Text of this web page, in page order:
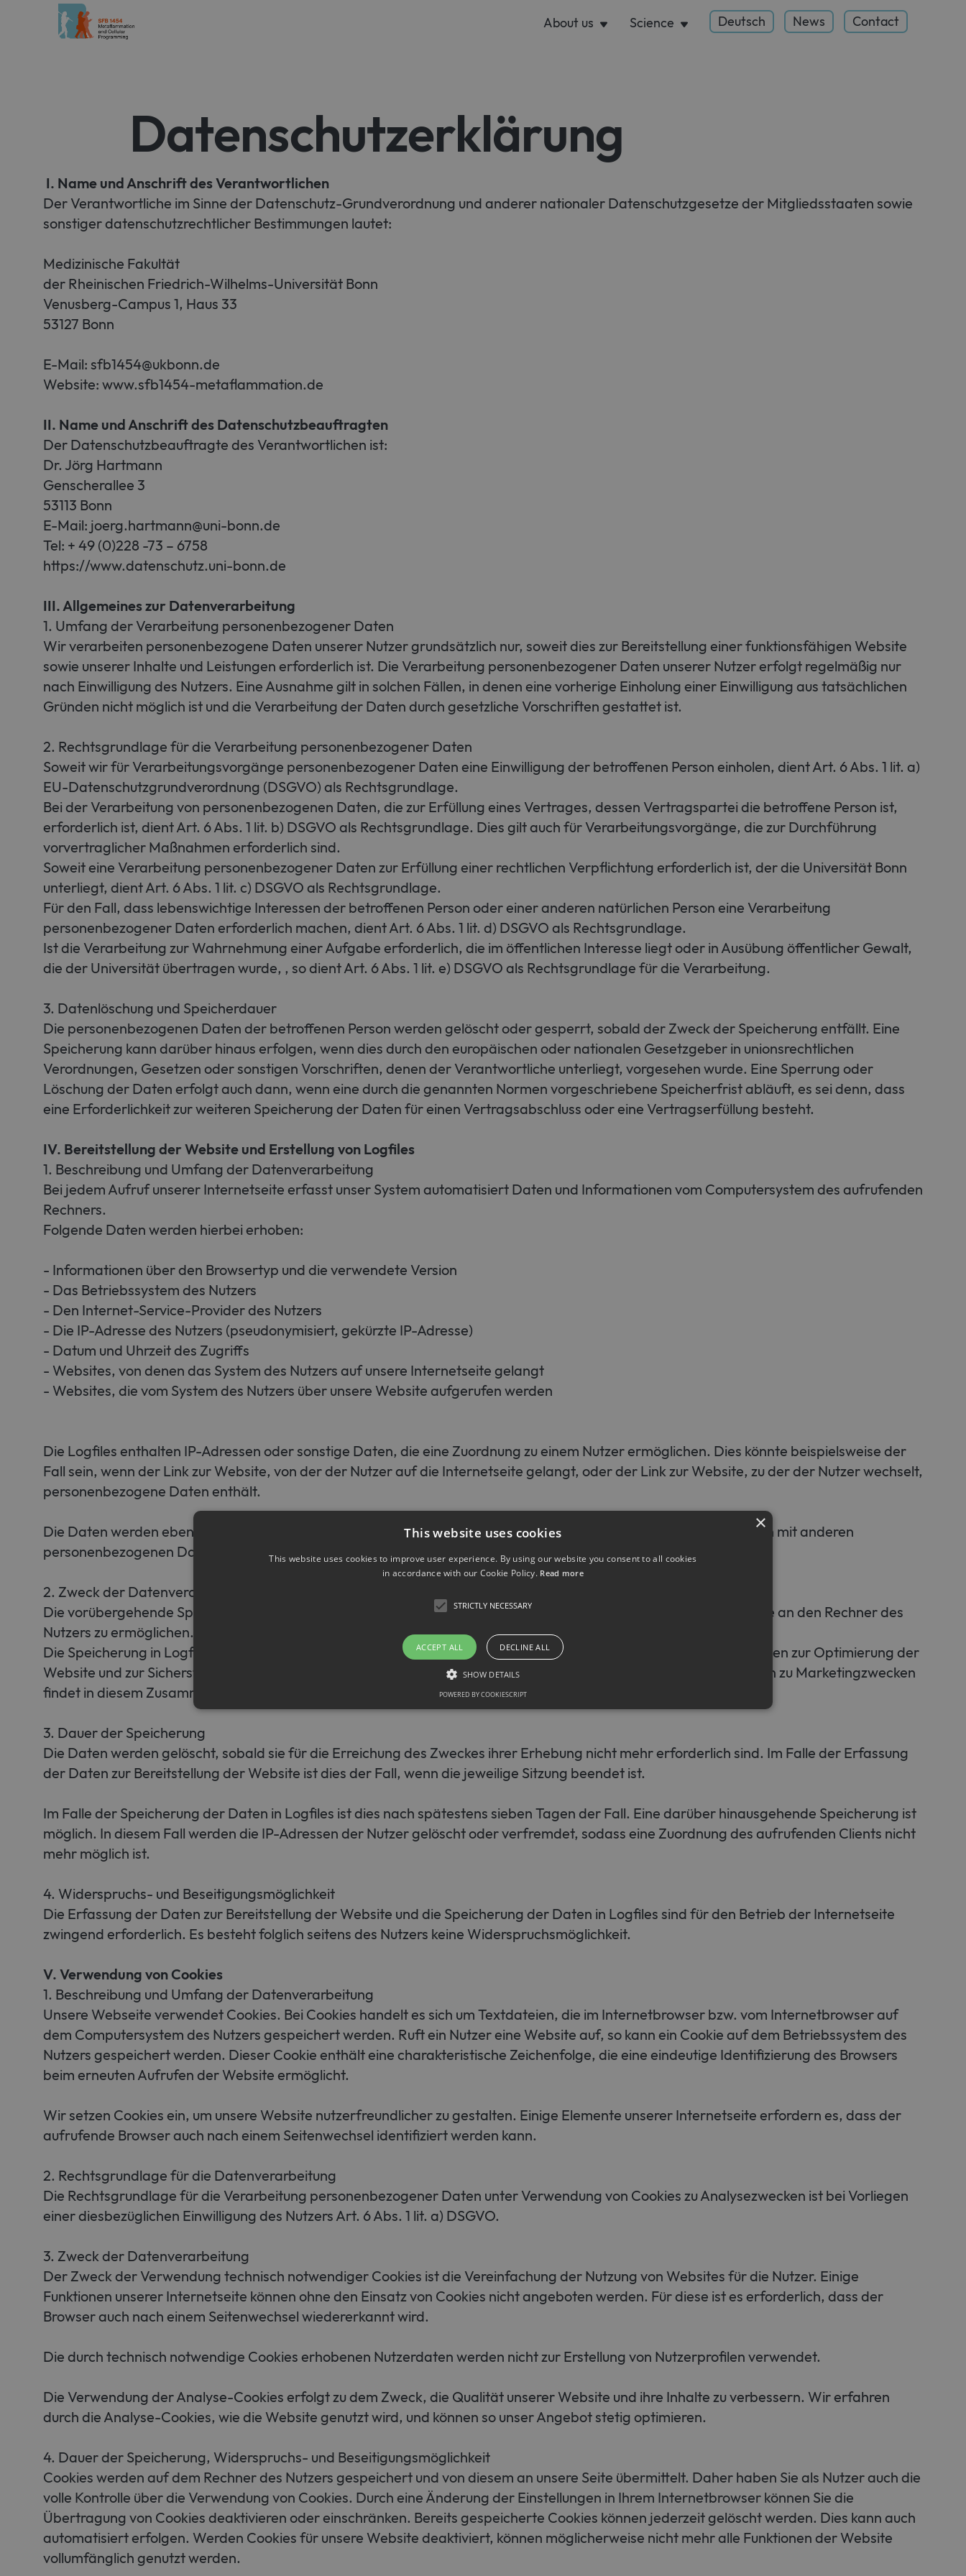
About us Science Deutsch News Contact
What’s a Rich Text element?
Datenschutzerklärung
I. Name und Anschrift des Verantwortlichen
Der Verantwortliche im Sinne der Datenschutz-Grundverordnung und anderer nationaler Datenschutzgesetze der Mitgliedsstaaten sowie
sonstiger datenschutzrechtlicher Bestimmungen lautet:
Medizinische Fakultät
der Rheinischen Friedrich-Wilhelms-Universität Bonn
Venusberg-Campus 1, Haus 33
53127 Bonn
E-Mail: sfb1454@ukbonn.de
Website: www.sfb1454-metaflammation.de
II. Name und Anschrift des Datenschutzbeauftragten
Der Datenschutzbeauftragte des Verantwortlichen ist:
Dr. Jörg Hartmann
Genscherallee 3
53113 Bonn
E-Mail: joerg.hartmann@uni-bonn.de
Tel: + 49 (0)228 -73 – 6758
https://www.datenschutz.uni-bonn.de
III. Allgemeines zur Datenverarbeitung
1. Umfang der Verarbeitung personenbezogener Daten
Wir verarbeiten personenbezogene Daten unserer Nutzer grundsätzlich nur, soweit dies zur Bereitstellung einer funktionsfähigen Website
sowie unserer Inhalte und Leistungen erforderlich ist. Die Verarbeitung personenbezogener Daten unserer Nutzer erfolgt regelmäßig nur
nach Einwilligung des Nutzers. Eine Ausnahme gilt in solchen Fällen, in denen eine vorherige Einholung einer Einwilligung aus tatsächlichen
Gründen nicht möglich ist und die Verarbeitung der Daten durch gesetzliche Vorschriften gestattet ist.
2. Rechtsgrundlage für die Verarbeitung personenbezogener Daten
Soweit wir für Verarbeitungsvorgänge personenbezogener Daten eine Einwilligung der betroffenen Person einholen, dient Art. 6 Abs. 1 lit. a)
EU-Datenschutzgrundverordnung (DSGVO) als Rechtsgrundlage.
Bei der Verarbeitung von personenbezogenen Daten, die zur Erfüllung eines Vertrages, dessen Vertragspartei die betroffene Person ist,
erforderlich ist, dient Art. 6 Abs. 1 lit. b) DSGVO als Rechtsgrundlage. Dies gilt auch für Verarbeitungsvorgänge, die zur Durchführung
vorvertraglicher Maßnahmen erforderlich sind.
Soweit eine Verarbeitung personenbezogener Daten zur Erfüllung einer rechtlichen Verpflichtung erforderlich ist, der die Universität Bonn
unterliegt, dient Art. 6 Abs. 1 lit. c) DSGVO als Rechtsgrundlage.
Für den Fall, dass lebenswichtige Interessen der betroffenen Person oder einer anderen natürlichen Person eine Verarbeitung
personenbezogener Daten erforderlich machen, dient Art. 6 Abs. 1 lit. d) DSGVO als Rechtsgrundlage.
Ist die Verarbeitung zur Wahrnehmung einer Aufgabe erforderlich, die im öffentlichen Interesse liegt oder in Ausübung öffentlicher Gewalt,
die der Universität übertragen wurde, , so dient Art. 6 Abs. 1 lit. e) DSGVO als Rechtsgrundlage für die Verarbeitung.
3. Datenlöschung und Speicherdauer
Die personenbezogenen Daten der betroffenen Person werden gelöscht oder gesperrt, sobald der Zweck der Speicherung entfällt. Eine
Speicherung kann darüber hinaus erfolgen, wenn dies durch den europäischen oder nationalen Gesetzgeber in unionsrechtlichen
Verordnungen, Gesetzen oder sonstigen Vorschriften, denen der Verantwortliche unterliegt, vorgesehen wurde. Eine Sperrung oder
Löschung der Daten erfolgt auch dann, wenn eine durch die genannten Normen vorgeschriebene Speicherfrist abläuft, es sei denn, dass
eine Erforderlichkeit zur weiteren Speicherung der Daten für einen Vertragsabschluss oder eine Vertragserfüllung besteht.
IV. Bereitstellung der Website und Erstellung von Logfiles
1. Beschreibung und Umfang der Datenverarbeitung
Bei jedem Aufruf unserer Internetseite erfasst unser System automatisiert Daten und Informationen vom Computersystem des aufrufenden
Rechners.
Folgende Daten werden hierbei erhoben:
- Informationen über den Browsertyp und die verwendete Version
- Das Betriebssystem des Nutzers
- Den Internet-Service-Provider des Nutzers
- Die IP-Adresse des Nutzers (pseudonymisiert, gekürzte IP-Adresse)
- Datum und Uhrzeit des Zugriffs
- Websites, von denen das System des Nutzers auf unsere Internetseite gelangt
- Websites, die vom System des Nutzers über unsere Website aufgerufen werden
Die Logfiles enthalten IP-Adressen oder sonstige Daten, die eine Zuordnung zu einem Nutzer ermöglichen. Dies könnte beispielsweise der
Fall sein, wenn der Link zur Website, von der der Nutzer auf die Internetseite gelangt, oder der Link zur Website, zu der der Nutzer wechselt,
personenbezogene Daten enthält.
Die Daten werden ebenfalls in den Logfiles unseres Systems gespeichert. Eine Speicherung dieser Daten zusammen mit anderen
personenbezogenen Daten des Nutzers findet nicht statt.
2. Zweck der Datenverarbeitung
Die vorübergehende Speicherung der IP-Adresse durch das System ist notwendig, um eine Auslieferung der Website an den Rechner des
Nutzers zu ermöglichen. Hierfür muss die IP-Adresse des Nutzers für die Dauer der Sitzung gespeichert bleiben.
Die Speicherung in Logfiles erfolgt, um die Funktionsfähigkeit der Website sicherzustellen. Zudem dienen uns die Daten zur Optimierung der
Website und zur Sicherstellung der Sicherheit unserer informationstechnischen Systeme. Eine Auswertung der Daten zu Marketingzwecken
findet in diesem Zusammenhang nicht statt.
3. Dauer der Speicherung
Die Daten werden gelöscht, sobald sie für die Erreichung des Zweckes ihrer Erhebung nicht mehr erforderlich sind. Im Falle der Erfassung
der Daten zur Bereitstellung der Website ist dies der Fall, wenn die jeweilige Sitzung beendet ist.
Im Falle der Speicherung der Daten in Logfiles ist dies nach spätestens sieben Tagen der Fall. Eine darüber hinausgehende Speicherung ist
möglich. In diesem Fall werden die IP-Adressen der Nutzer gelöscht oder verfremdet, sodass eine Zuordnung des aufrufenden Clients nicht
mehr möglich ist.
4. Widerspruchs- und Beseitigungsmöglichkeit
Die Erfassung der Daten zur Bereitstellung der Website und die Speicherung der Daten in Logfiles sind für den Betrieb der Internetseite
zwingend erforderlich. Es besteht folglich seitens des Nutzers keine Widerspruchsmöglichkeit.
V. Verwendung von Cookies
1. Beschreibung und Umfang der Datenverarbeitung
Unsere Webseite verwendet Cookies. Bei Cookies handelt es sich um Textdateien, die im Internetbrowser bzw. vom Internetbrowser auf
dem Computersystem des Nutzers gespeichert werden. Ruft ein Nutzer eine Website auf, so kann ein Cookie auf dem Betriebssystem des
Nutzers gespeichert werden. Dieser Cookie enthält eine charakteristische Zeichenfolge, die eine eindeutige Identifizierung des Browsers
beim erneuten Aufrufen der Website ermöglicht.
Wir setzen Cookies ein, um unsere Website nutzerfreundlicher zu gestalten. Einige Elemente unserer Internetseite erfordern es, dass der
aufrufende Browser auch nach einem Seitenwechsel identifiziert werden kann.
2. Rechtsgrundlage für die Datenverarbeitung
Die Rechtsgrundlage für die Verarbeitung personenbezogener Daten unter Verwendung von Cookies zu Analysezwecken ist bei Vorliegen
einer diesbezüglichen Einwilligung des Nutzers Art. 6 Abs. 1 lit. a) DSGVO.
3. Zweck der Datenverarbeitung
Der Zweck der Verwendung technisch notwendiger Cookies ist die Vereinfachung der Nutzung von Websites für die Nutzer. Einige
Funktionen unserer Internetseite können ohne den Einsatz von Cookies nicht angeboten werden. Für diese ist es erforderlich, dass der
Browser auch nach einem Seitenwechsel wiedererkannt wird.
Die durch technisch notwendige Cookies erhobenen Nutzerdaten werden nicht zur Erstellung von Nutzerprofilen verwendet.
Die Verwendung der Analyse-Cookies erfolgt zu dem Zweck, die Qualität unserer Website und ihre Inhalte zu verbessern. Wir erfahren
durch die Analyse-Cookies, wie die Website genutzt wird, und können so unser Angebot stetig optimieren.
4. Dauer der Speicherung, Widerspruchs- und Beseitigungsmöglichkeit
Cookies werden auf dem Rechner des Nutzers gespeichert und von diesem an unsere Seite übermittelt. Daher haben Sie als Nutzer auch die
volle Kontrolle über die Verwendung von Cookies. Durch eine Änderung der Einstellungen in Ihrem Internetbrowser können Sie die
Übertragung von Cookies deaktivieren oder einschränken. Bereits gespeicherte Cookies können jederzeit gelöscht werden. Dies kann auch
automatisiert erfolgen. Werden Cookies für unsere Website deaktiviert, können möglicherweise nicht mehr alle Funktionen der Website
vollumfänglich genutzt werden.
×
This website uses cookies
This website uses cookies to improve user experience. By using our website you consent to all cookies
in accordance with our Cookie Policy. Read more
STRICTLY NECESSARY
ACCEPT ALL DECLINE ALL
SHOW DETAILS
Strictly necessary cookies allow core website functionality such as user login and account management. The website cannot be used properly
without strictly necessary cookies.
CookieScriptConsent
CookieScript
www.sfb1454-
metaflammation.de
1 month
This cookie is used by Cookie-Script.com service to remember visitor cookie
consent preferences. It is necessary for Cookie-Script.com cookie banner to work
properly.
POWERED BY COOKIESCRIPT